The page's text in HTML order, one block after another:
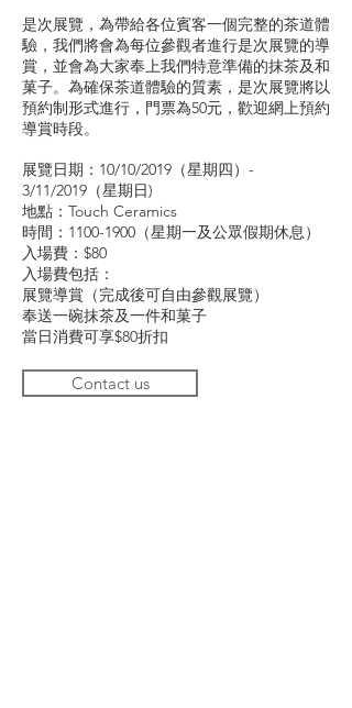
是次展覽，為帶給各位賓客一個完整的茶道體
驗，我們將會為每位參觀者進行是次展覽的導
賞，並會為大家奉上我們特意準備的抹茶及和
菓子。為確保茶道體驗的質素，是次展覽將以
預約制形式進行，門票為50元，歡迎網上預約
導賞時段。
展覽日期：10/10/2019（星期四）-
3/11/2019（星期日)
地點：Touch Ceramics
時間：1100-1900（星期一及公眾假期休息）
入場費：$80
入場費包括：
展覽導賞（完成後可自由參觀展覽）
奉送一碗抹茶及一件和菓子
當日消費可享$80折扣
Contact us